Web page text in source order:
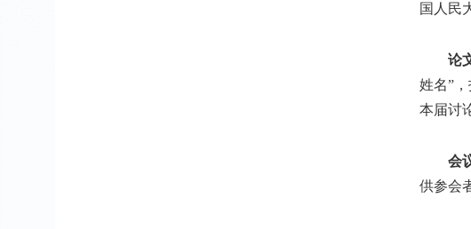
国人民
论
姓名”
本届讨
会
供参会